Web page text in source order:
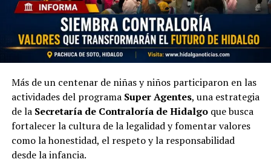
Más de un centenar de niñas y niños participaron en las
actividades del programa Super Agentes, una estrategia
de la Secretaría de Contraloría de Hidalgoque busca
fortalecer la cultura de la legalidad y fomentar valores
como la honestidad, el respeto y la responsabilidad
desde la infancia.